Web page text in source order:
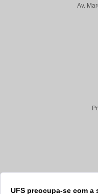
UFS preocupa-se com a
Av.